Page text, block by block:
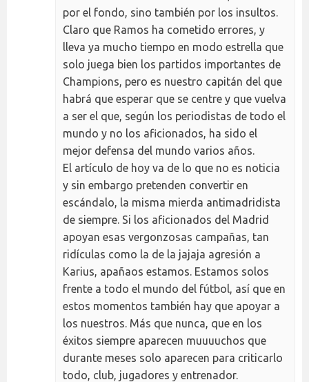
por el fondo, sino también por los insultos.
Claro que Ramos ha cometido errores, y
lleva ya mucho tiempo en modo estrella que
solo juega bien los partidos importantes de
Champions, pero es nuestro capitán del que
habrá que esperar que se centre y que vuelva
a ser el que, según los periodistas de todo el
mundo y no los aficionados, ha sido el
mejor defensa del mundo varios años.
El artículo de hoy va de lo que no es noticia
y sin embargo pretenden convertir en
escándalo, la misma mierda antimadridista
de siempre. Si los aficionados del Madrid
apoyan esas vergonzosas campañas, tan
ridículas como la de la jajaja agresión a
Karius, apañaos estamos. Estamos solos
frente a todo el mundo del fútbol, así que en
estos momentos también hay que apoyar a
los nuestros. Más que nunca, que en los
éxitos siempre aparecen muuuuchos que
durante meses solo aparecen para criticarlo
todo, club, jugadores y entrenador.